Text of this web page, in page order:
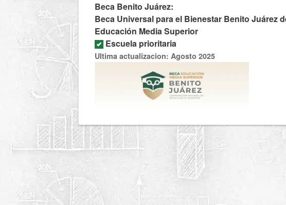
Beca Benito Juárez:
Beca Universal para el Bienestar Benito Juárez
Educación Media Superior
Escuela prioritaria
Ultima actualizacion: Agosto 2025